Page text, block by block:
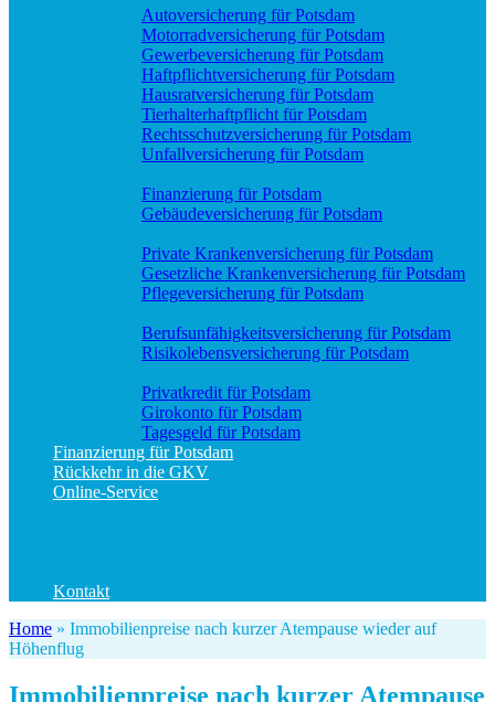
Autoversicherung für Potsdam
Motorradversicherung für Potsdam
Gewerbeversicherung für Potsdam
Haftpflichtversicherung für Potsdam
Hausratversicherung für Potsdam
Tierhalterhaftpflicht für Potsdam
Rechtsschutzversicherung für Potsdam
Unfallversicherung für Potsdam
Finanzierung für Potsdam
Gebäudeversicherung für Potsdam
Private Krankenversicherung für Potsdam
Gesetzliche Krankenversicherung für Potsdam
Pflegeversicherung für Potsdam
Berufs­unfähigkeitsversicherung für Potsdam
Risikolebensversicherung für Potsdam
Privatkredit für Potsdam
Girokonto für Potsdam
Tagesgeld für Potsdam
Finanzierung für Potsdam
Rückkehr in die GKV
Online-Service
Kontakt
Home » Immobilienpreise nach kurzer Atempause wieder auf
Höhenflug
Immobilienpreise nach kurzer Atempause